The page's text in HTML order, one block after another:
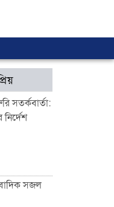
সতর্কবার্তা:
সজল